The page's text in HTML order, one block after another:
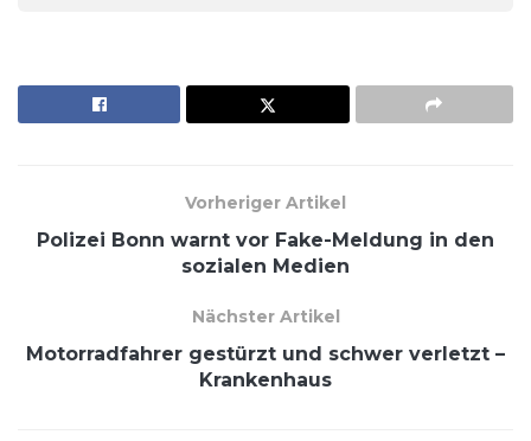
Vorheriger Artikel
Polizei Bonn warnt vor Fake-Meldung in den
sozialen Medien
Nächster Artikel
Motorradfahrer gestürzt und schwer verletzt –
Krankenhaus